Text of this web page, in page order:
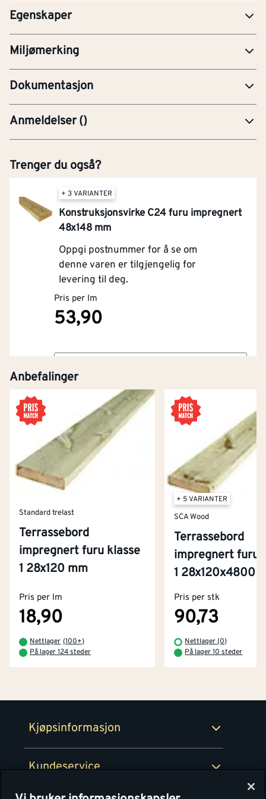
Egenskaper
Miljømerking
Dokumentasjon
PRE-Produktdatablad
Anmeldelser()
Trenger du også?
+ 3 VARIANTER
Konstruksjonsvirke C24 furu impregnert
48x148 mm
Oppgi postnummer for å se om
denne varen er tilgjengelig for
levering til deg.
Pris per lm
53,90
Anbefalinger
Standard trelast
Terrassebord
impregnert furu klasse
1 28x120 mm
Pris per lm
18,90
Nettlager (100+)
På lager 124 steder
+ 5 VARIANTER
SCA Wood
Terrassebord
impregnert furu
1 28x120x4800
Pris per stk
90,73
Nettlager (0)
På lager 10 steder
Kjøpsinformasjon
Kjøpsbetingelser
Retur- og angrerettsskjema
Kundeservice
Kontakt oss
Tjenester
Montér Klubb
Om Montér
Byggevarehus og åpningstider
Prismatch
Personvern